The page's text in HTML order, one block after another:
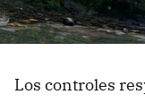
Los controles